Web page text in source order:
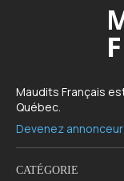
Maudits Français
Québec.
Devenez annonceur
CATÉGORIE